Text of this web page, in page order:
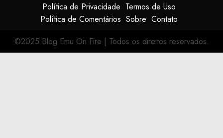
Política de Privacidade Termos de Uso
Política de Comentários Sobre Contato
©2025 Blog Emu On Fire | Todos os direitos reservados.